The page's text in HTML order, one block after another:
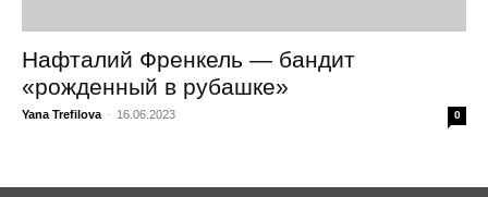
Нафталий Френкель — бандит
«рожденный в рубашке»
Yana Trefilova - 16.06.2023 0